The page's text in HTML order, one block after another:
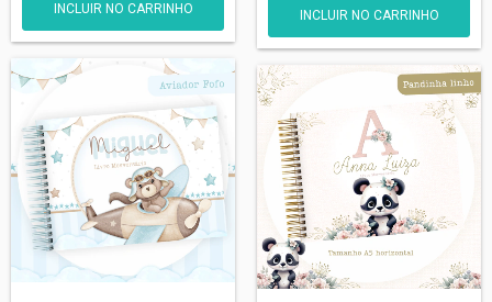
INCLUIR NO CARRINHO INCLUIR NO CARRINHO